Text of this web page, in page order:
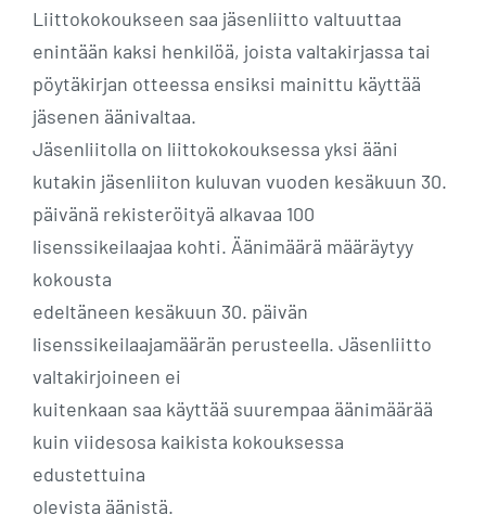
Liittokokoukseen saa jäsenliitto valtuuttaa
enintään kaksi henkilöä, joista valtakirjassa tai
pöytäkirjan otteessa ensiksi mainittu käyttää
jäsenen äänivaltaa.
Jäsenliitolla on liittokokouksessa yksi ääni
kutakin jäsenliiton kuluvan vuoden kesäkuun 30.
päivänä rekisteröityä alkavaa 100
lisenssikeilaajaa kohti. Äänimäärä määräytyy
kokousta
edeltäneen kesäkuun 30. päivän
lisenssikeilaajamäärän perusteella. Jäsenliitto
valtakirjoineen ei
kuitenkaan saa käyttää suurempaa äänimäärää
kuin viidesosa kaikista kokouksessa
edustettuina
olevista äänistä.